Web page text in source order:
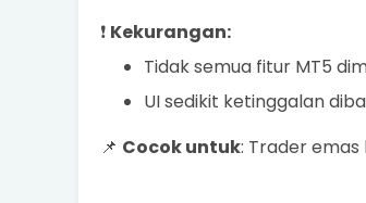
❗ Kekurangan:
Tidak semua fitur MT5
UI sedikit ketinggalan
📌 Cocok untuk: Trader